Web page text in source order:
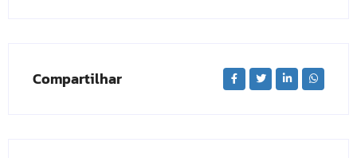
Compartilhar